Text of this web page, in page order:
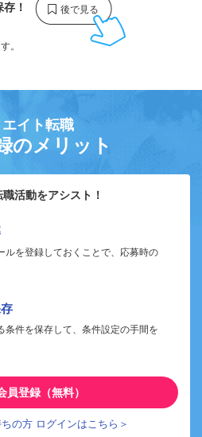
存！
。
イト転職
のメリット
活動をアシスト！
ルを登録しておくことで、応募時の
条件を保存して、条件設定の手間を
員登録（無料）
の方 ログインはこちら＞